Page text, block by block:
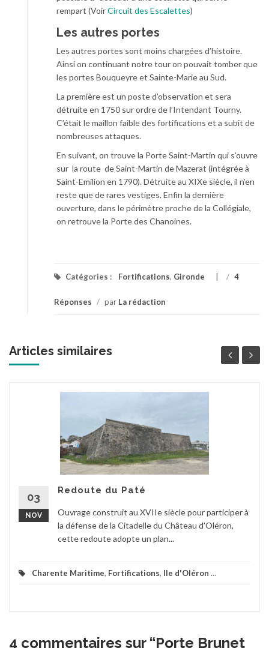
rempart (VoirCircuit des Escalettes)
Les autres portes
Les autres portes sont moins chargées d’histoire.
Ainsi on continuant notre tour on pouvait tomber que
les portes Bouqueyre et Sainte-Marie au Sud.
La première est un poste d’observation et sera
détruite en 1750 sur ordre de l’Intendant Tourny.
C’était le maillon faible des fortifications et a subit de
nombreuses attaques.
En suivant, on trouve la Porte Saint-Martin qui s’ouvre
sur la route de Saint-Martin de Mazerat (intégrée à
Saint-Emilion en 1790). Détruite au XIXe siècle, il n’en
reste que de rares vestiges. Enfin la dernière
ouverture, dans le périmètre proche de la Collégiale,
on retrouve la Porte des Chanoines.
Catégories : Fortifications, Gironde / 4
Réponses / par La rédaction
Articles similaires
03
NOV
Redoute du Paté
Ouvrage construit au XVIIe siècle pour participer à
la défense de la Citadelle du Château d'Oléron,
cette redoute adopte un plan...
Charente Maritime, Fortifications, Ile d'Oléron ...
4 commentaires sur “Porte Brunet